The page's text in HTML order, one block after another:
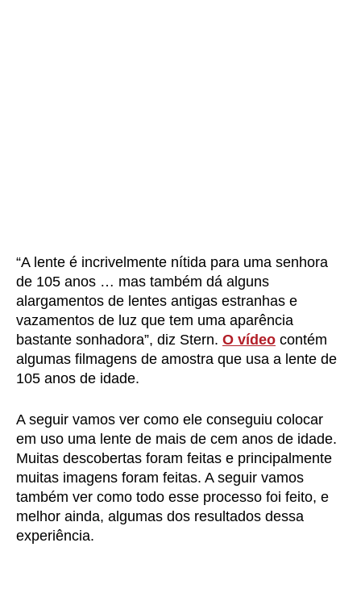
“A lente é incrivelmente nítida para uma senhora
de 105 anos … mas também dá alguns
alargamentos de lentes antigas estranhas e
vazamentos de luz que tem uma aparência
bastante sonhadora”, diz Stern. O vídeo contém
algumas filmagens de amostra que usa a lente de
105 anos de idade.
A seguir vamos ver como ele conseguiu colocar
em uso uma lente de mais de cem anos de idade.
Muitas descobertas foram feitas e principalmente
muitas imagens foram feitas. A seguir vamos
também ver como todo esse processo foi feito, e
melhor ainda, algumas dos resultados dessa
experiência.